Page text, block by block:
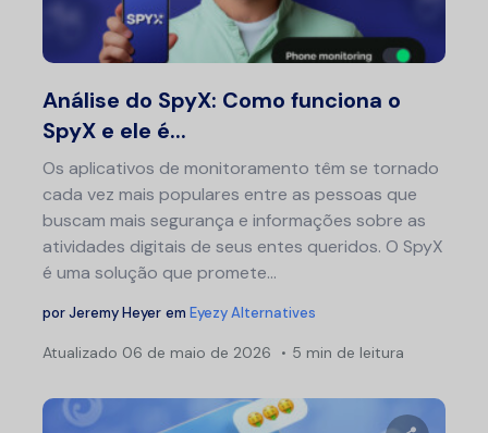
Análise do SpyX: Como funciona o
SpyX e ele é...
Os aplicativos de monitoramento têm se tornado
cada vez mais populares entre as pessoas que
buscam mais segurança e informações sobre as
atividades digitais de seus entes queridos. O SpyX
é uma solução que promete...
porJeremy Heyer em Eyezy Alternatives
Atualizado 06 de maio de 2026 5 min de leitura